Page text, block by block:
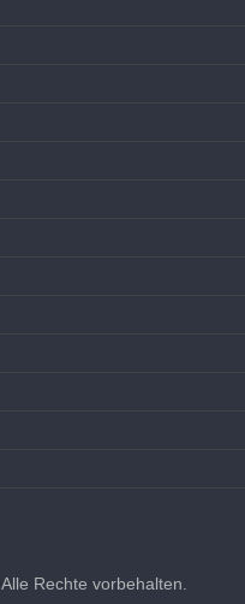
. Alle Rechte vorbehalten.